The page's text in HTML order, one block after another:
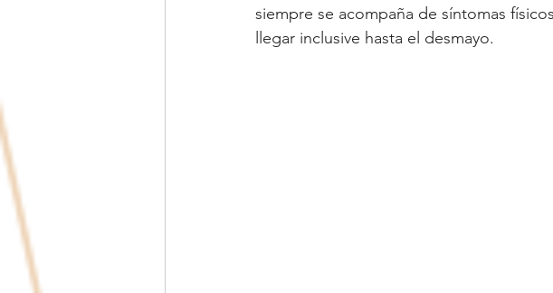
siempre se acompaña de síntomas
llegar inclusive hasta el desmayo.